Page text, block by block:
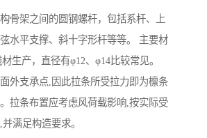
骨架之间的圆钢螺杆，包括系杆、上
水平支撑、斜十字形杆等等。 主要材
生产，直径有φ12、φ14比较常见。
外支承点,因此拉条所受拉力即为檩条
拉条布置应考虑风荷载影响,按实际受
满足构造要求。